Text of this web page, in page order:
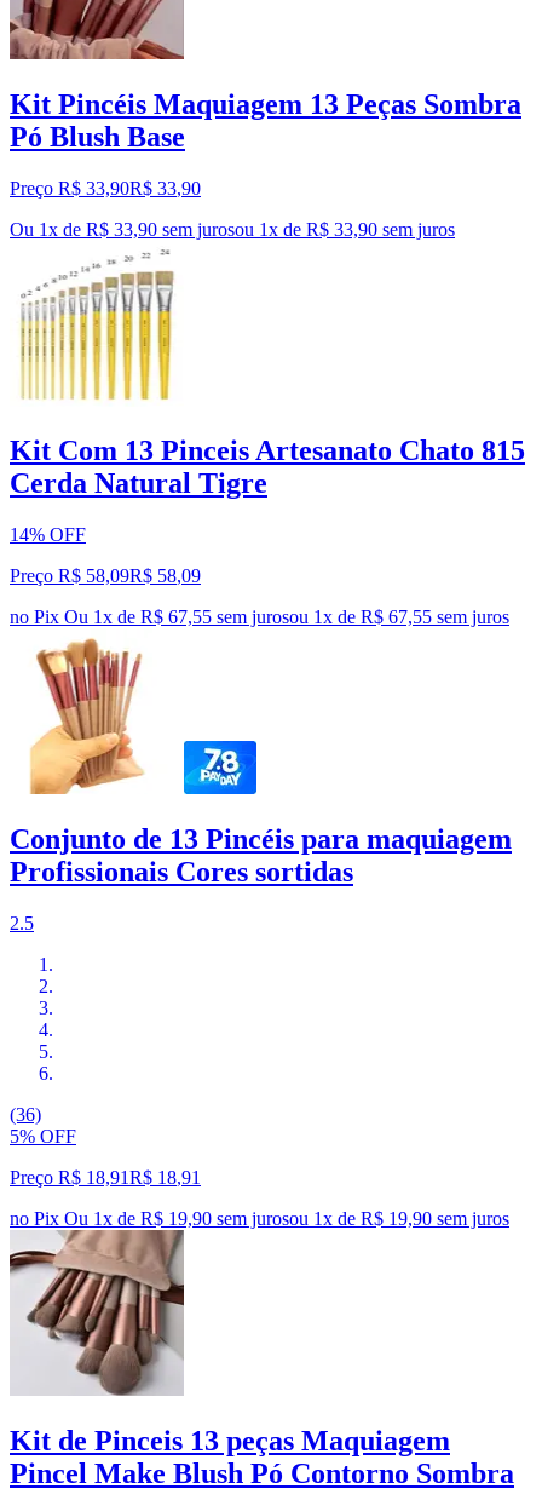
Kit Pincéis Maquiagem 13 Peças Sombra
Pó Blush Base
Preço R$ 33,90R$ 33,90
Ou 1x de R$ 33,90 sem jurosou 1x de R$ 33,90 sem juros
Kit Com 13 Pinceis Artesanato Chato 815
Cerda Natural Tigre
14% OFF
Preço R$ 58,09R$ 58,09
no Pix Ou 1x de R$ 67,55 sem jurosou 1x de R$ 67,55 sem juros
Conjunto de 13 Pincéis para maquiagem
Profissionais Cores sortidas
2.5
(36)
5% OFF
Preço R$ 18,91R$ 18,91
no Pix Ou 1x de R$ 19,90 sem jurosou 1x de R$ 19,90 sem juros
Kit de Pinceis 13 peças Maquiagem
Pincel Make Blush Pó Contorno Sombra